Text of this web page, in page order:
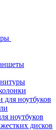
ноутбуков
ноутбуков
дисков